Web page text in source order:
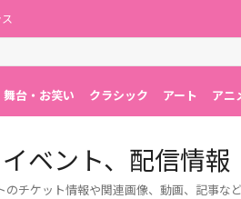
台・お笑い クラシック アート アニ
ベント、配信情報
チケット情報や関連画像、動画、記事な